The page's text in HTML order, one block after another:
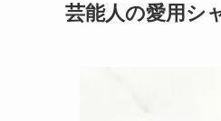
芸能人の愛用シ